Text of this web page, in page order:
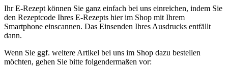
Ihr E-Rezept können Sie ganz einfach bei uns einreichen, indem Sie
den Rezeptcode Ihres E-Rezepts hier im Shop mit Ihrem
Smartphone einscannen. Das Einsenden Ihres Ausdrucks entfällt
dann.
Wenn Sie ggf. weitere Artikel bei uns im Shop dazu bestellen
möchten, gehen Sie bitte folgendermaßen vor: